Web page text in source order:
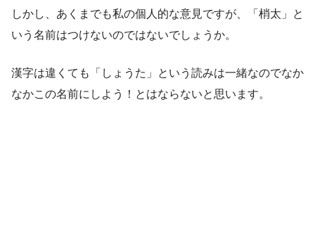
しかし、 あくまでも私の個人的な意見ですが、「梢太」と
いう名前はつけないのではないでしょうか。
漢字は違くても「しょうた」という読みは一緒なのでなか
なかこの名前にしよう！とはならないと思います。